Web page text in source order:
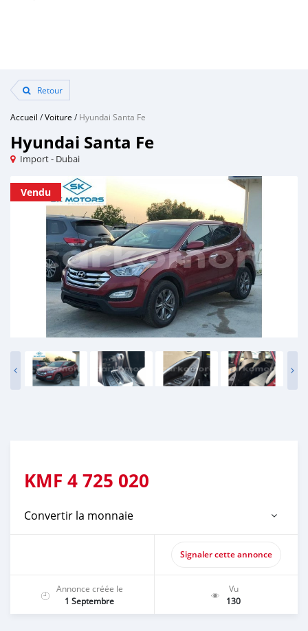
Retour
Accueil /Voiture /Hyundai Santa Fe
Hyundai Santa Fe
Import - Dubai
Vendu
Vendu
Vendu
Vendu
Vendu
Vendu
Vendu
Vendu
Vendu
Vendu
Vendu
Vendu
Vendu
Vendu
Vendu
KMF 4 725 020
Convertir la monnaie
Signaler cette annonce
Annonce créée le
1 Septembre
Vu
130